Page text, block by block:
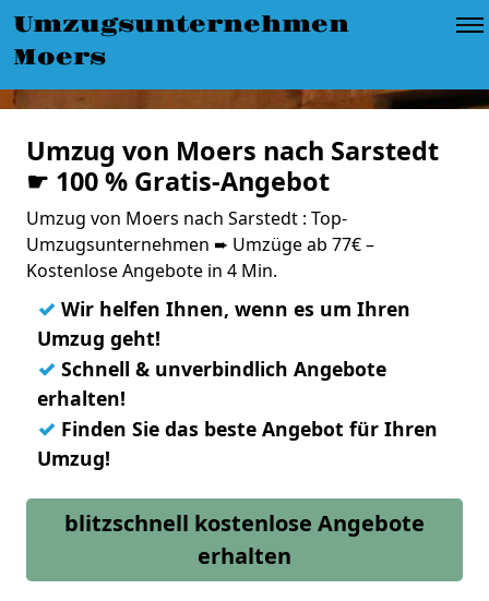
Umzugsunternehmen
Moers
Umzug von Moers nach Sarstedt
☛ 100 % Gratis-Angebot
Umzug von Moers nach Sarstedt : Top-
Umzugsunternehmen ➨ Umzüge ab 77€ –
Kostenlose Angebote in 4 Min.
✓ Wir helfen Ihnen, wenn es um Ihren
Umzug geht!
✓ Schnell & unverbindlich Angebote
erhalten!
✓ Finden Sie das beste Angebot für Ihren
Umzug!
blitzschnell kostenlose Angebote
erhalten